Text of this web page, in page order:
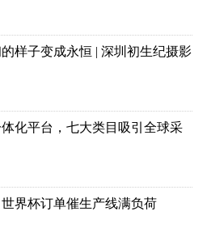
样子变成永恒 | 深圳初生纪摄影
化平台，七大类目吸引全球采
界杯订单催生产线满负荷